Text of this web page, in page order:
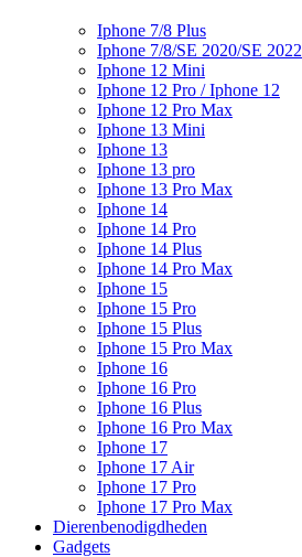
Iphone 7/8 Plus
Iphone 7/8/SE 2020/SE 2022
Iphone 12 Mini
Iphone 12 Pro / Iphone 12
Iphone 12 Pro Max
Iphone 13 Mini
Iphone 13
Iphone 13 pro
Iphone 13 Pro Max
Iphone 14
Iphone 14 Pro
Iphone 14 Plus
Iphone 14 Pro Max
Iphone 15
Iphone 15 Pro
Iphone 15 Plus
Iphone 15 Pro Max
Iphone 16
Iphone 16 Pro
Iphone 16 Plus
Iphone 16 Pro Max
Iphone 17
Iphone 17 Air
Iphone 17 Pro
Iphone 17 Pro Max
Dierenbenodigdheden
Gadgets